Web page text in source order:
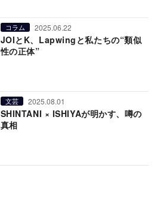
コラム 2025.06.22
JOIとK、Lapwingと私たちの“類似
性の正体”
文芸 2025.08.01
SHINTANI × ISHIYAが明かす、噂の
真相